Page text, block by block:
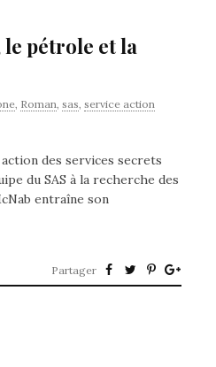
pétrole et la
, Roman, sas, service action
des services secrets
du SAS à la recherche des
entraîne son
Partager